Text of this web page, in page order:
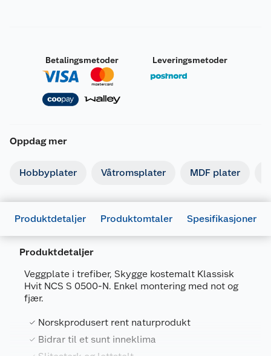
Betalingsmetoder Leveringsmetoder
Oppdag mer
Hobbyplater Våtromsplater MDF plater
Produktdetaljer Produktomtaler Spesifikasjoner
Produktdetaljer
Veggplate i trefiber, Skygge kostemalt Klassisk
Hvit NCS S 0500-N. Enkel montering med not og
fjær.
Norskprodusert rent naturprodukt
Bidrar til et sunt inneklima
Generelt
Artikkelnummer
7055750503533
Leverandørens artikkelnummer